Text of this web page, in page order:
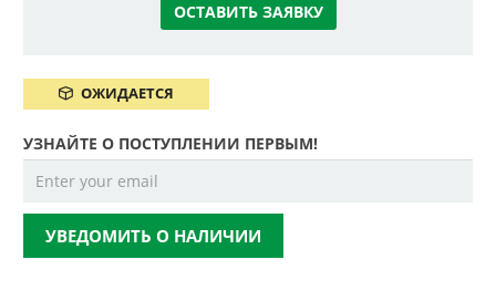
ОСТАВИТЬ ЗАЯВКУ
ОЖИДАЕТСЯ
УЗНАЙТЕ О ПОСТУПЛЕНИИ ПЕРВЫМ!
УВЕДОМИТЬ О НАЛИЧИИ